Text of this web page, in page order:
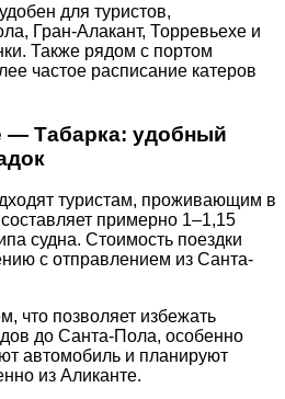
для туристов,
Гран-Алакант, Торревьехе и
Также рядом с портом
частое расписание катеров
— Табарка: удобный
туристам, проживающим в
примерно 1–1,15
судна. Стоимость поездки
с отправлением из Санта-
что позволяет избежать
до Санта-Пола, особенно
автомобиль и планируют
из Аликанте.